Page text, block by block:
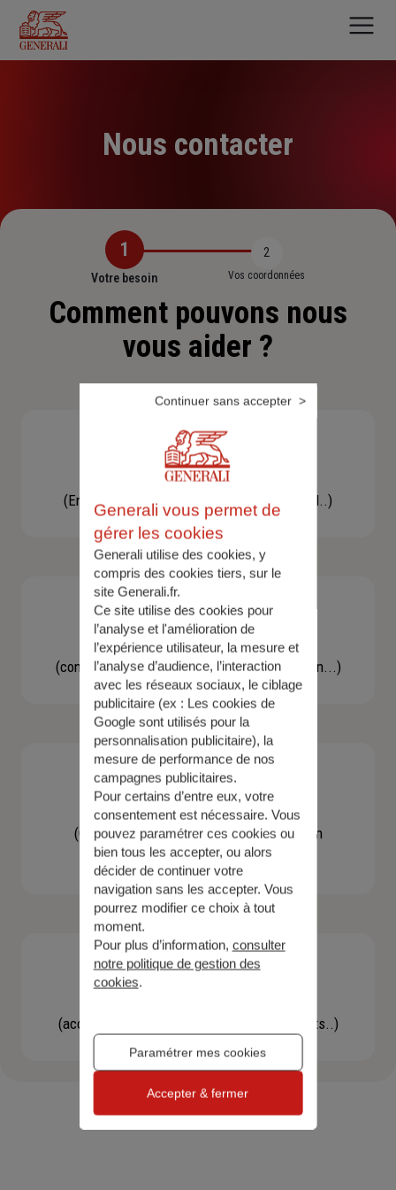
contenu
principal
Nous contacter
1
Votre besoin
2
Vos coordonnées
Comment pouvons nous
vous aider ?
Besoin d'une assistance
(En cas d'accident, bris de glace, un conseil..)
Demande d'information
(concernant une actualité, une réglementation...)
Contacter un agent
(Obtenir un devis, une information, faire un
bilan...)
(accéder à l'espace client, gérer mes contrats..)
Generali vous permet de
gérer les cookies
Generali utilise des cookies, y
compris des cookies tiers, sur le
site Generali.fr.
Ce site utilise des cookies pour
l’analyse et l'amélioration de
l’expérience utilisateur, la mesure et
l’analyse d’audience, l’interaction
avec les réseaux sociaux, le ciblage
publicitaire (ex : Les cookies de
Google sont utilisés pour la
personnalisation publicitaire), la
mesure de performance de nos
campagnes publicitaires.
Pour certains d’entre eux, votre
consentement est nécessaire. Vous
pouvez paramétrer ces cookies ou
bien tous les accepter, ou alors
décider de continuer votre
navigation sans les accepter. Vous
pourrez modifier ce choix à tout
moment.
Pour plus d’information, consulter
notre politique de gestion des
cookies.
Paramétrer mes cookies
Continuer sans accepter
Accepter & fermer